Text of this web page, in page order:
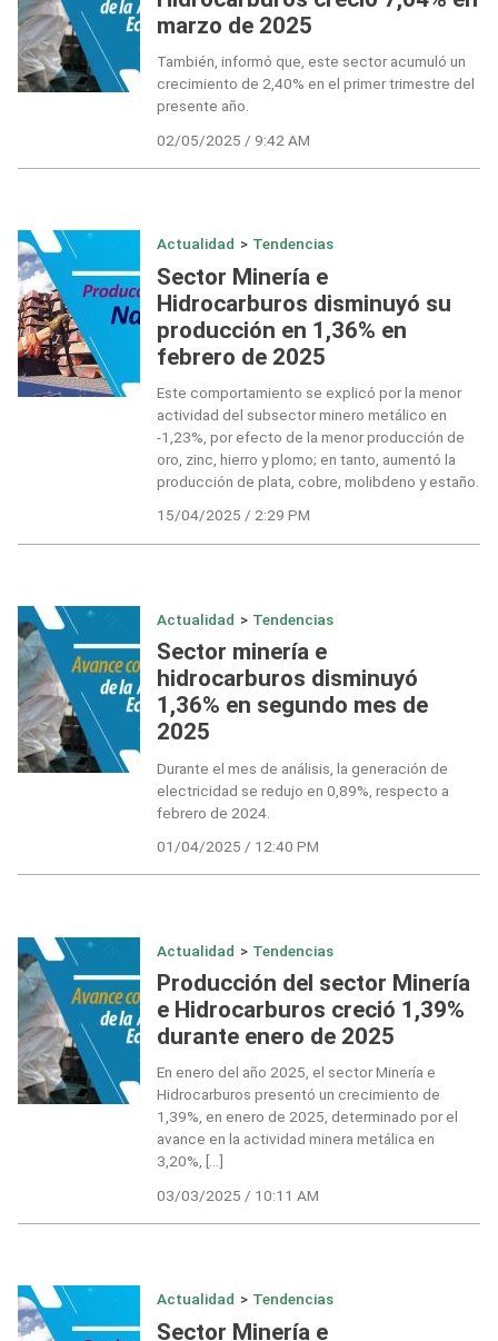
marzo de 2025
También, informó que, este sector acumuló un
crecimiento de 2,40% en el primer trimestre del
presente año.
02/05/2025 / 9:42 AM
Actualidad > Tendencias
Sector Minería e
Hidrocarburos disminuyó su
producción en 1,36% en
febrero de 2025
Este comportamiento se explicó por la menor
actividad del subsector minero metálico en
-1,23%, por efecto de la menor producción de
oro, zinc, hierro y plomo; en tanto, aumentó la
producción de plata, cobre, molibdeno y estaño.
15/04/2025 / 2:29 PM
Actualidad > Tendencias
Sector minería e
hidrocarburos disminuyó
1,36% en segundo mes de
2025
Durante el mes de análisis, la generación de
electricidad se redujo en 0,89%, respecto a
febrero de 2024.
01/04/2025 / 12:40 PM
Actualidad > Tendencias
Producción del sector Minería
e Hidrocarburos creció 1,39%
durante enero de 2025
En enero del año 2025, el sector Minería e
Hidrocarburos presentó un crecimiento de
1,39%, en enero de 2025, determinado por el
avance en la actividad minera metálica en
3,20%, […]
03/03/2025 / 10:11 AM
Actualidad > Tendencias
Sector Minería e